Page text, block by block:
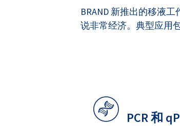
BRAND 新推出的移液
说非常经济。典型应用
PCR 和